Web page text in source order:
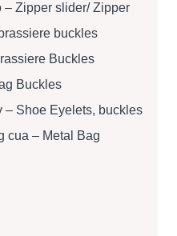
Zipper slider/ Zipper
buckles
Buckles
Buckles
– Shoe Eyelets, buckles
cua – Metal Bag